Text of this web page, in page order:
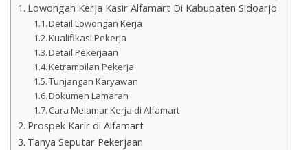
Lowongan Kerja Kasir Alfamart Di Kabupaten Sidoarjo
Detail Lowongan Kerja
Kualifikasi Pekerja
Detail Pekerjaan
Ketrampilan Pekerja
Tunjangan Karyawan
Dokumen Lamaran
Cara Melamar Kerja di Alfamart
Prospek Karir di Alfamart
Tanya Seputar Pekerjaan